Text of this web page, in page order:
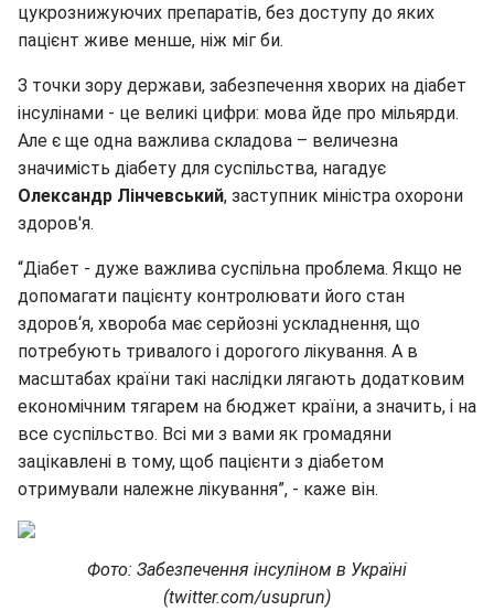
цукрознижуючих препаратів, без доступу до яких
пацієнт живе менше, ніж міг би.
З точки зору держави, забезпечення хворих на діабет
інсулінами - це великі цифри: мова йде про мільярди.
Але є ще одна важлива складова – величезна
значимість діабету для суспільства, нагадує
Олександр Лінчевський, заступник міністра охорони
здоров'я.
“Діабет - дуже важлива суспільна проблема. Якщо не
допомагати пацієнту контролювати його стан
здоров‘я, хвороба має серйозні ускладнення, що
потребують тривалого і дорогого лікування. А в
масштабах країни такі наслідки лягають додатковим
економічним тягарем на бюджет країни, а значить, і на
все суспільство. Всі ми з вами як громадяни
зацікавлені в тому, щоб пацієнти з діабетом
отримували належне лікування”, - каже він.
Фото: Забезпечення інсуліном в Україні
(twitter.com/usuprun)